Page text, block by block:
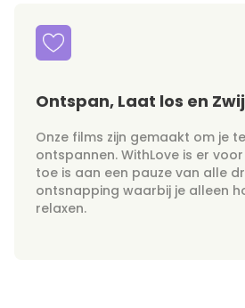
Ontspan, Laat los en
Onze films zijn gemaakt om je
ontspannen. WithLove is er
toe is aan een pauze van alle
ontsnapping waarbij je alleen
relaxen.